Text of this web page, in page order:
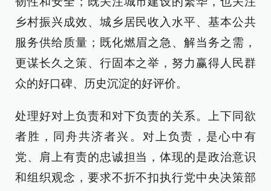
乡村振兴成效、城乡居民收入水平、基本公共
服务供给质量；既化燃眉之急、解当务之需，
更谋长久之策、行固本之举，努力赢得人民群
众的好口碑、历史沉淀的好评价。
处理好对上负责和对下负责的关系。上下同欲
者胜，同舟共济者兴。对上负责，是心中有
党、肩上有责的忠诚担当，体现的是政治意识
和组织观念，要求不折不扣执行党中央决策部